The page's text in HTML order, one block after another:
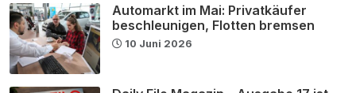
Automarkt im Mai: Privatkäufer
beschleunigen, Flotten bremsen
10 Juni 2026